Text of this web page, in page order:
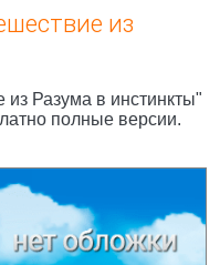
из
Разума в инстинкты"
полные версии.